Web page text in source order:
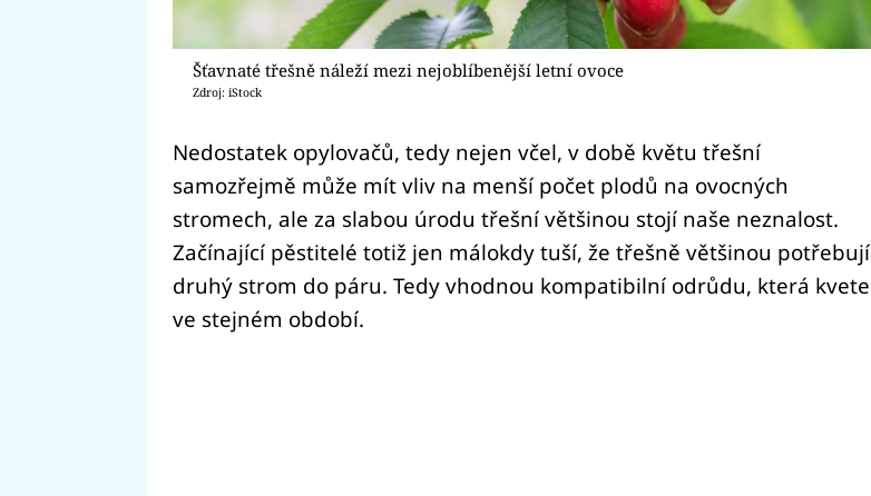
Šťavnaté třešně náleží mezi nejoblíbenější letní ovoce
Zdroj: iStock
Nedostatek opylovačů, tedy nejen včel, v době květu třešní
samozřejmě může mít vliv na menší počet plodů na ovocných
stromech, ale za slabou úrodu třešní většinou stojí naše neznalost.
Začínající pěstitelé totiž jen málokdy tuší, že třešně většinou potřebují
druhý strom do páru. Tedy vhodnou kompatibilní odrůdu, která kvete
ve stejném období.